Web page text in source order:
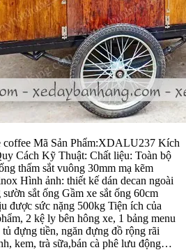
coffee Mã Sản Phẩm:XDALU237 Kích
Cách Kỹ Thuật: Chất liệu: Toàn bộ
thấm sắt vuông 30mm mạ kẽm
Hình ảnh: thiết kế dán decan ngoài
sắt ống Gầm xe sắt ống 60cm
được sức nặng 500kg Tiện ích của
2 kệ ly bên hông xe, 1 bảng menu
tủ đựng tiền, ngăn đựng đồ rộng rãi
kem, trà sữa,bán cà phê lưu động…